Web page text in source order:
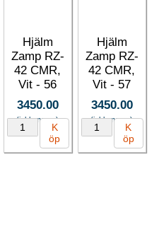
Hjälm
Zamp RZ-
42 CMR,
Vit - 56
3450.00
(inkl. moms)
K
öp
Hjälm
Zamp RZ-
42 CMR,
Vit - 57
3450.00
(inkl. moms)
K
öp